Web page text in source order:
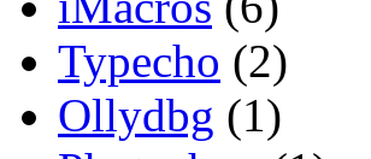
Typecho (2)
Ollydbg (1)